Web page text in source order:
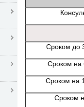
Сроком до
Сроком на
Сроком на
Сроком